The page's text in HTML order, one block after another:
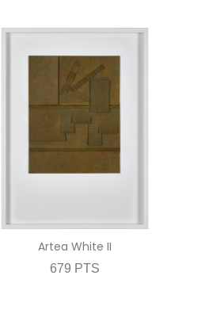
Artea White II
679 PTS